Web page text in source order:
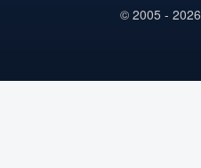
© 2005 - 2026